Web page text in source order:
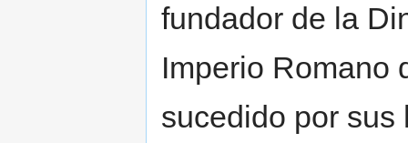
fundador de la
Imperio Romano
sucedido por